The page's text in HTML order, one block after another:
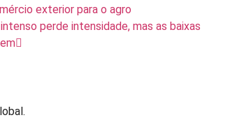
exterior para o agro
perde intensidade, mas as baixas